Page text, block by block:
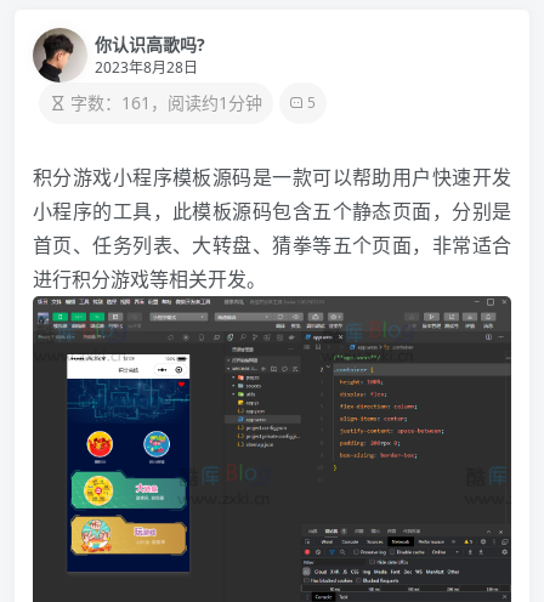
你认识高歌吗?
2023年8月28日
字数：161，阅读约1分钟 5
积分游戏小程序模板源码是一款可以帮助用户快速开发
小程序的工具，此模板源码包含五个静态页面，分别是
首页、任务列表、大转盘、猜拳等五个页面，非常适合
进行积分游戏等相关开发。